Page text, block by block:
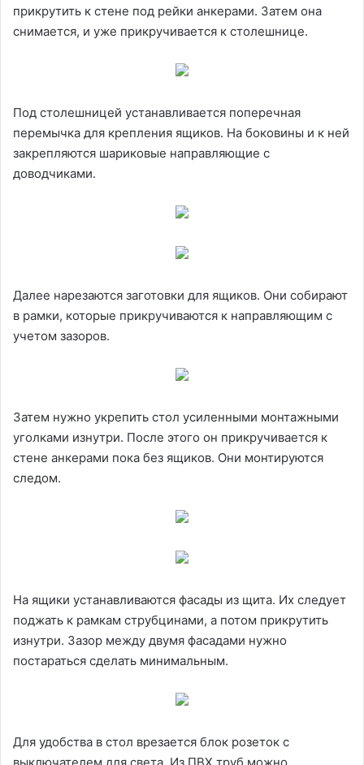
прикрутить к стене под рейки анкерами. Затем она
снимается, и уже прикручивается к столешнице.
Под столешницей устанавливается поперечная
перемычка для крепления ящиков. На боковины и к ней
закрепляются шариковые направляющие с
доводчиками.
Далее нарезаются заготовки для ящиков. Они собирают
в рамки, которые прикручиваются к направляющим с
учетом зазоров.
Затем нужно укрепить стол усиленными монтажными
уголками изнутри. После этого он прикручивается к
стене анкерами пока без ящиков. Они монтируются
следом.
На ящики устанавливаются фасады из щита. Их следует
поджать к рамкам струбцинами, а потом прикрутить
изнутри. Зазор между двумя фасадами нужно
постараться сделать минимальным.
Для удобства в стол врезается блок розеток с